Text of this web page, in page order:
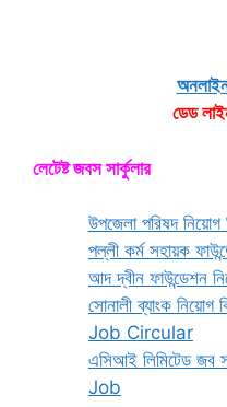
ডেড
লেটেষ্ট জবস সার্কুলার
উপজেলা পরিষদ
পল্লী কর্ম সহায়ক
আদ দ্বীন ফাউন্ডেশন
সোনালী ব্যাংক
Job Circular
এসিআই লিমিটেড
Job